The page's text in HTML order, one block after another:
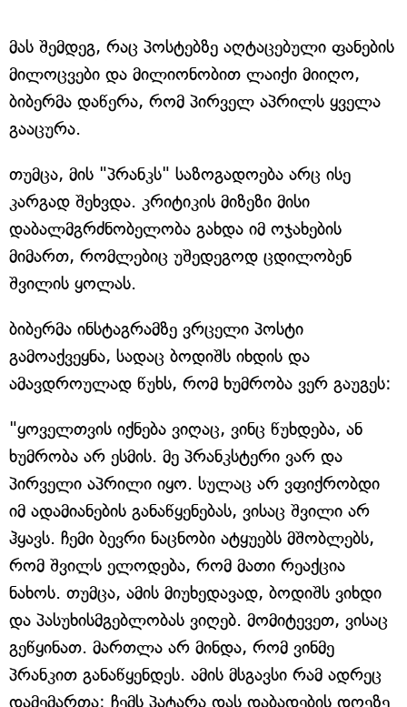
მას შემდეგ, რაც პოსტებზე აღტაცებული ფანების
მილოცვები და მილიონობით ლაიქი მიიღო,
ბიბერმა დაწერა, რომ პირველ აპრილს ყველა
გააცურა.
თუმცა, მის "პრანკს" საზოგადოება არც ისე
კარგად შეხვდა. კრიტიკის მიზეზი მისი
დაბალმგრძნობელობა გახდა იმ ოჯახების
მიმართ, რომლებიც უშედეგოდ ცდილობენ
შვილის ყოლას.
ბიბერმა ინსტაგრამზე ვრცელი პოსტი
გამოაქვეყნა, სადაც ბოდიშს იხდის და
ამავდროულად წუხს, რომ ხუმრობა ვერ გაუგეს:
"ყოველთვის იქნება ვიღაც, ვინც წუხდება, ან
ხუმრობა არ ესმის. მე პრანკსტერი ვარ და
პირველი აპრილი იყო. სულაც არ ვფიქრობდი
იმ ადამიანების განაწყენებას, ვისაც შვილი არ
ჰყავს. ჩემი ბევრი ნაცნობი ატყუებს მშობლებს,
რომ შვილს ელოდება, რომ მათი რეაქცია
ნახოს. თუმცა, ამის მიუხედავად, ბოდიშს ვიხდი
და პასუხისმგებლობას ვიღებ. მომიტევეთ, ვისაც
გეწყინათ. მართლა არ მინდა, რომ ვინმე
პრანკით განაწყენდეს. ამის მსგავსი რამ ადრეც
დამემართა: ჩემს პატარა დას დაბადების დღეზე